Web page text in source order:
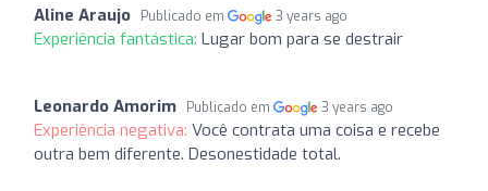
Aline Araujo Publicado em 3 years ago
Experiência fantástica: Lugar bom para se destrair
Leonardo Amorim Publicado em 3 years ago
Experiência negativa: Você contrata uma coisa e recebe
outra bem diferente. Desonestidade total.